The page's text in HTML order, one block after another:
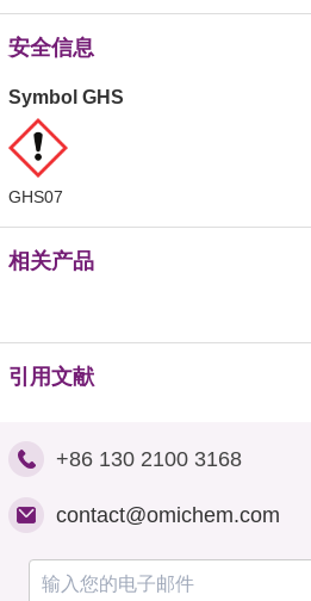
安全信息
Symbol GHS
GHS07
相关产品
引用文献
+86 130 2100 3168
contact@omichem.com